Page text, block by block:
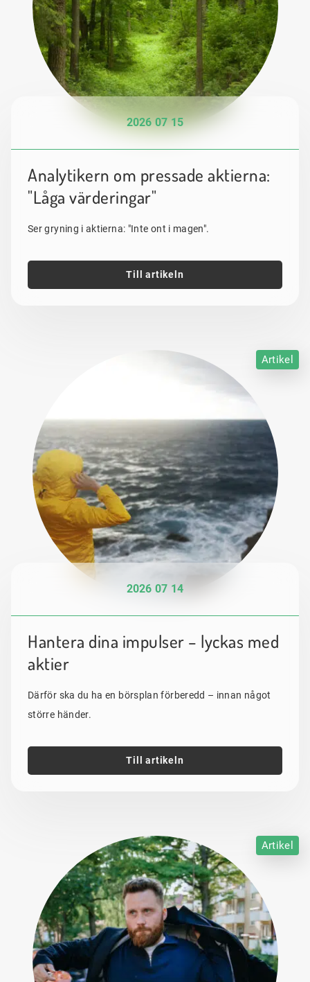
2026 07 15
Analytikern om pressade aktierna:
"Låga värderingar"
Ser gryning i aktierna: "Inte ont i magen".
Till artikeln
Artikel
2026 07 14
Hantera dina impulser – lyckas med
aktier
Därför ska du ha en börsplan förberedd – innan något
större händer.
Till artikeln
Artikel